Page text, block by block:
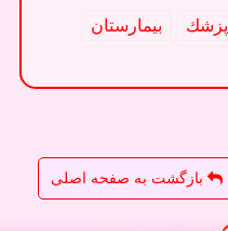
پزشك
بیمارستان
بازگشت به صفحه اصلی